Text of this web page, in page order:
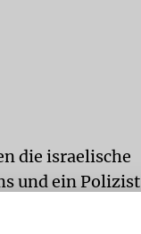
die israelische
und ein Polizist